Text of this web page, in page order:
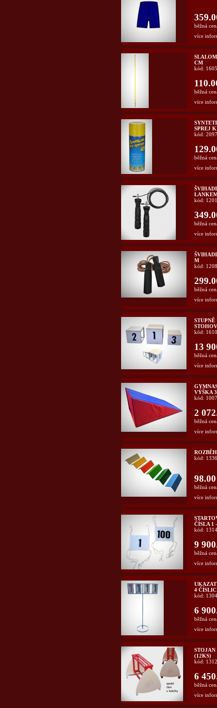
běžná
více
CM
kód:
běžná
více
SPREJ
kód: 2097
běžná
více
kód:
běžná
více
M
kód:
běžná
více
kód:
13
běžná
více
VÝŠKA
kód:
2
běžná
více
kód:
běžná
více
ČÍSLA 1
kód:
9
běžná
více
4
kód:
6
běžná
více
STOJAN
(12KS)
kód:
6
běžná
více